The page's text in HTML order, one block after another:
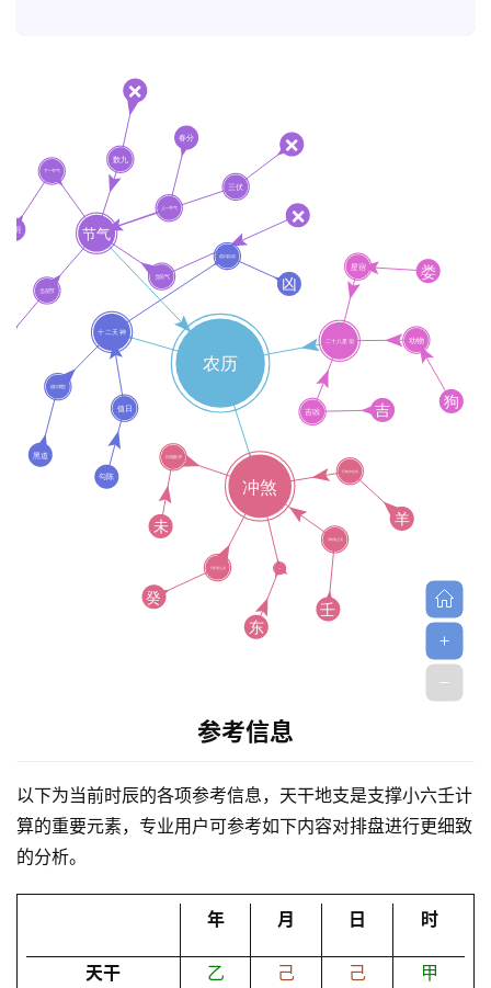
黄
历
占
参考信息
以下为当前时辰的各项参考信息，天干地支是支撑小六壬计
算的重要元素，专业用户可参考如下内容对排盘进行更细致
的分析。
年 月 日 时
天干 乙 己 己 甲